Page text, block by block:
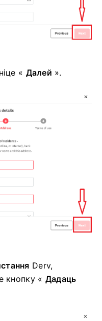
« Далей ».
Derv,
кнопку « Дадаць